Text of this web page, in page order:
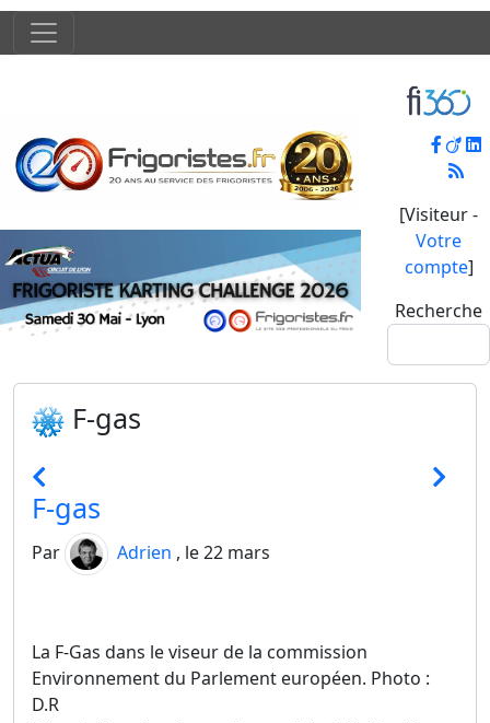
[Visiteur -
Votre
compte]
Recherche
F-gas
F-gas
Par Adrien , le 22 mars
La F-Gas dans le viseur de la commission
Environnement du Parlement européen. Photo :
D.R